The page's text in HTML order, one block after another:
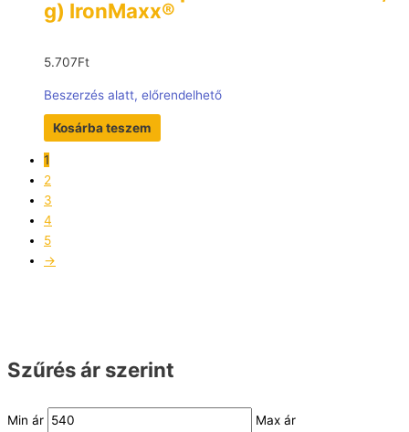
Szűrés ár szerint
Min ár
Max ár
g) IronMaxx®
5.707Ft
Beszerzés alatt, előrendelhető
Kosárba teszem
1
2
3
4
5
→